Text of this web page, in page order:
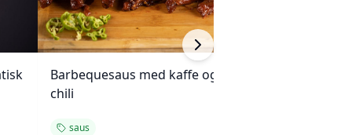
Barbequesaus med kaffe og
chili
saus